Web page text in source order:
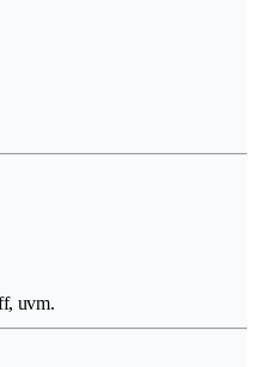
uvm.